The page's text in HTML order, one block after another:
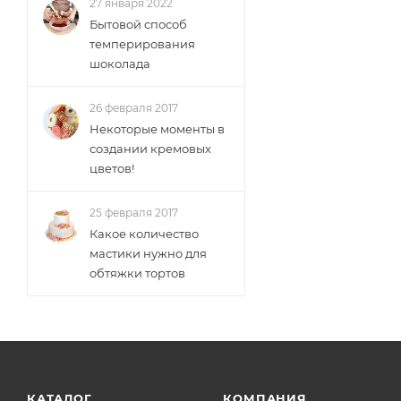
27 января 2022
Бытовой способ
темперирования
шоколада
26 февраля 2017
Некоторые моменты в
создании кремовых
цветов!
25 февраля 2017
Какое количество
мастики нужно для
обтяжки тортов